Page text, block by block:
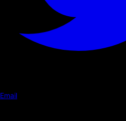
Email